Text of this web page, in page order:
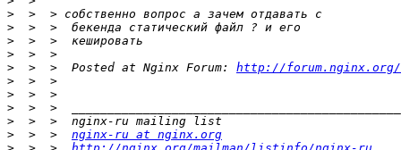
>
>
>
>
>
  >  >  Posted at Nginx Forum:
http://forum.nginx.org/
>
>
>
>
>
  >  >
nginx-ru at nginx.org